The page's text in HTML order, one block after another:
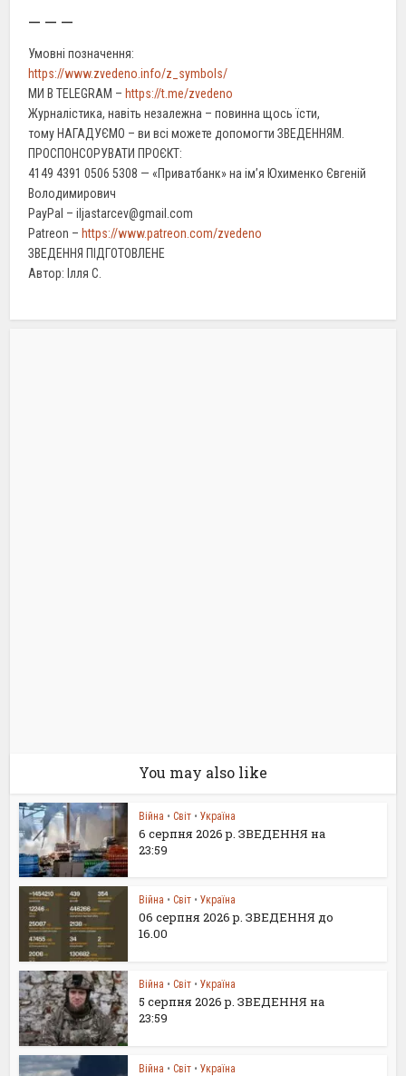
— — —
Умовні позначення:
https://www.zvedeno.info/z_symbols/
МИ В TELEGRAM – https://t.me/zvedeno
Журналістика, навіть незалежна – повинна щось їсти,
тому НАГАДУЄМО – ви всі можете допомогти ЗВЕДЕННЯМ.
ПРОСПОНСОРУВАТИ ПРОЄКТ:
4149 4391 0506 5308 — «Приватбанк» на ім’я Юхименко Євгеній
Володимирович
PayPal – iljastarcev@gmail.com
Patreon – https://www.patreon.com/zvedeno
ЗВЕДЕННЯ ПІДГОТОВЛЕНЕ
Автор: Ілля С.
You may also like
Війна • Світ • Україна
6 серпня 2026 р. ЗВЕДЕННЯ на
23:59
Війна • Світ • Україна
06 серпня 2026 р. ЗВЕДЕННЯ до
16.00
Війна • Світ • Україна
5 серпня 2026 р. ЗВЕДЕННЯ на
23:59
Війна • Світ • Україна